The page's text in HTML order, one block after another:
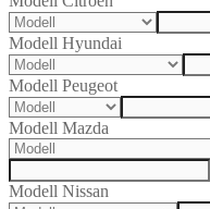
Modell Hyundai
Modell Peugeot
Modell Mazda
Modell Nissan